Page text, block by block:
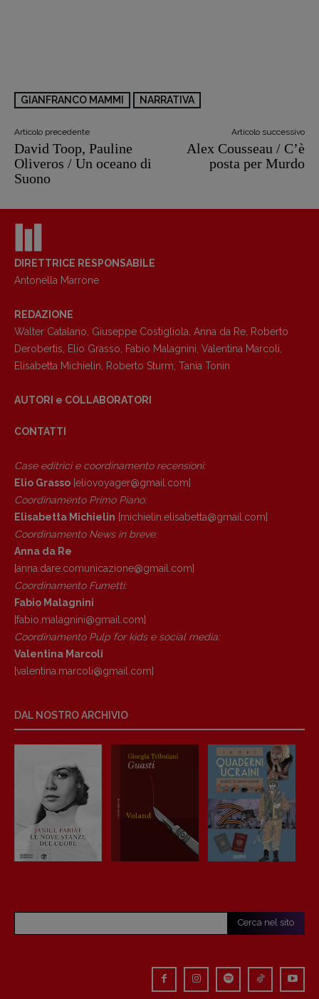
Associazione Pulp Magazine – registrazione
Tribunale Milano n° 5864/2023 – cod. fis.
GIANFRANCO MAMMI NARRATIVA
Articolo precedente
David Toop, Pauline
Oliveros / Un oceano di
Suono
Articolo successivo
Alex Cousseau / C’è
posta per Murdo
DIRETTRICE RESPONSABILE
Antonella Marrone
REDAZIONE
Walter Catalano Giuseppe Costigliola Anna da Re Roberto
Derobertis
Elio Grasso Fabio Malagnini Valentina Marcoli
Elisabetta Michielin
Roberto Sturm Tania Tonin
AUTORI e COLLABORATORI
CONTATTI
Case editrici e coordinamento recensioni:
Elio Grasso [eliovoyager@gmail.com]
Coordinamento Primo Piano:
Elisabetta Michielin [michielin.elisabetta@gmail.com]
Coordinamento News in breve:
Anna da Re
[anna.dare.comunicazione@gmail. com]
Coordinamento Fumetti:
Fabio Malagnini
[fabio.malagnini@gmail. com]
Coordinamento Pulp for kids e social media:
Valentina Marcoli
[valentina.marcoli@gmail. com]
DAL NOSTRO ARCHIVIO
Cerca nel sito